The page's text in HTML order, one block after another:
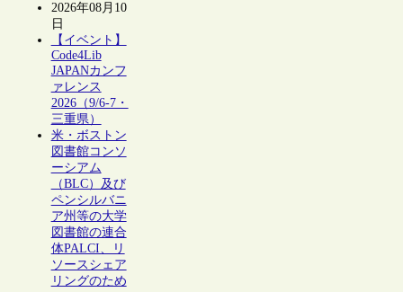
2026年08月10
日
【イベント】
Code4Lib
JAPANカンフ
ァレンス
2026（9/6-7・
三重県）
米・ボストン
図書館コンソ
ーシアム
（BLC）及び
ペンシルバニ
ア州等の大学
図書館の連合
体PALCI、リ
ソースシェア
リングのため